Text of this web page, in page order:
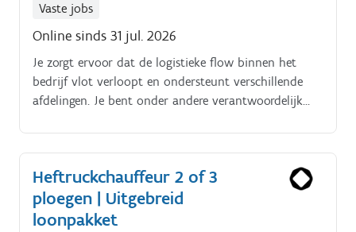
Vaste jobs
Online sinds 31 jul. 2026
Je zorgt ervoor dat de logistieke flow binnen het
bedrijf vlot verloopt en ondersteunt verschillende
afdelingen. Je bent onder andere verantwoordelijk
Heftruckchauffeur 2 of 3
ploegen | Uitgebreid
loonpakket